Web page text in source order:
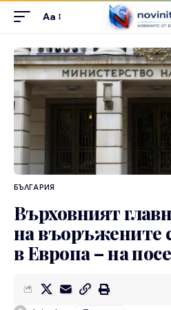
Aa
БЪЛГАРИЯ
Върховният
на въоръжените
в Европа – на